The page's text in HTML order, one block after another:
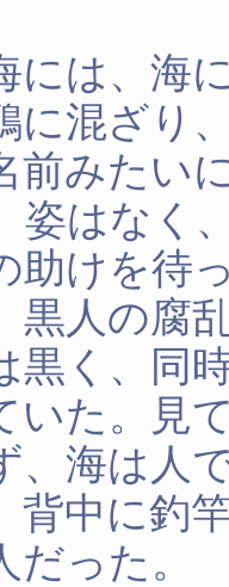
には、海
に混ざり
前みたい
姿はなく
助けを待
黒人の腐
黒く、同
いた。見
、海は人
背中に釣
だった。